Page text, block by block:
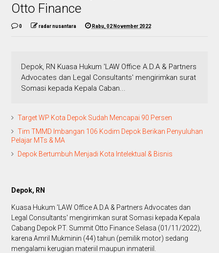
Otto Finance
0 radar nusantara Rabu, 02 November 2022
Depok, RN Kuasa Hukum 'LAW Office A.D.A & Partners
Advocates dan Legal Consultants' mengirimkan surat
Somasi kepada Kepala Caban...
Target WP Kota Depok Sudah Mencapai 90 Persen
Tim TMMD Imbangan 106 Kodim Depok Berikan Penyuluhan
Pelajar MTs & MA
Depok Bertumbuh Menjadi Kota Intelektual & Bisnis
Depok, RN
Kuasa Hukum 'LAW Office A.D.A & Partners Advocates dan
Legal Consultants' mengirimkan surat Somasi kepada Kepala
Cabang Depok PT. Summit Otto Finance Selasa (01/11/2022),
karena Amril Mukminin (44) tahun (pemilik motor) sedang
mengalami kerugian materiil maupun inmateriil.